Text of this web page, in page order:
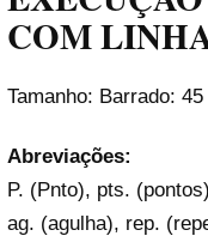
COM
Tamanho: Barrado:
Abreviações:
P. (Pnto), pts.
ag. (agulha), rep.